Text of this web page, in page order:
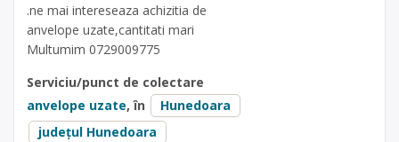
.ne mai intereseaza achizitia de
anvelope uzate,cantitati mari
Multumim 0729009775
Serviciu/punct de colectare
anvelope uzate, în
Hunedoara
județul Hunedoara